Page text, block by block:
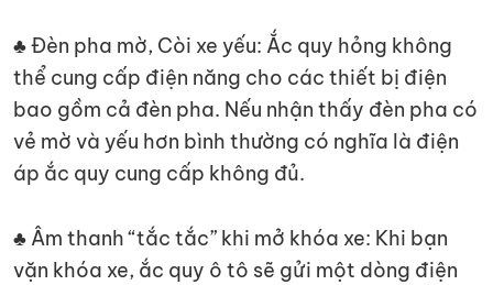
♣ Đèn pha mờ, Còi xe yếu: Ắc quy hỏng không
thể cung cấp điện năng cho các thiết bị điện
bao gồm cả đèn pha. Nếu nhận thấy đèn pha có
vẻ mờ và yếu hơn bình thường có nghĩa là điện
áp ắc quy cung cấp không đủ.
♣ Âm thanh “tắc tắc” khi mở khóa xe: Khi bạn
vặn khóa xe, ắc quy ô tô sẽ gửi một dòng điện